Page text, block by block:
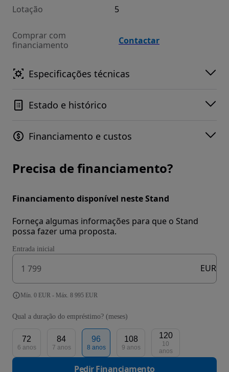
Lotação 5
Comprar com
financiamento
Contactar
Especificações técnicas
Estado e histórico
Financiamento e custos
Precisa de financiamento?
Financiamento disponível neste Stand
Forneça algumas informações para que o Stand
possa fazer uma proposta.
Entrada inicial
EUR
Mín. 0 EUR - Máx. 8 995 EUR
Qual a duração do empréstimo? (meses)
72
6 anos
84
7 anos
96
8 anos
108
9 anos
120
10
anos
Pedir Financiamento